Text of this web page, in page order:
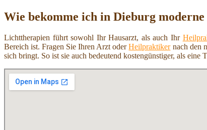
Wie bekomme ich in Dieburg
Lichttherapien führt sowohl Ihr Hausarzt, als auch Ihr
Bereich ist. Fragen Sie Ihren Arzt oderHeilpraktikernach den
sich bringt. So ist sie auch bedeutend kostengünstiger, als